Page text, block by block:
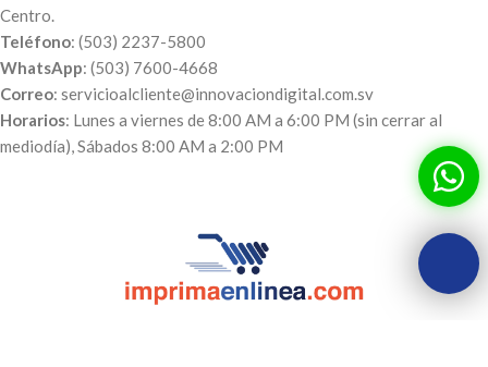
Centro.
Teléfono: (503) 2237-5800
WhatsApp: (503) 7600-4668
Correo: servicioalcliente@innovaciondigital.com.sv
Horarios: Lunes a viernes de 8:00 AM a 6:00 PM (sin cerrar al
mediodía), Sábados 8:00 AM a 2:00 PM